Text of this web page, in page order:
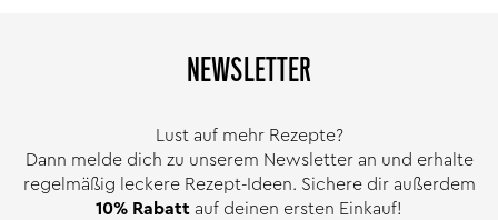
NEWSLETTER
Lust auf mehr Rezepte?
Dann melde dich zu unserem Newsletter an und erhalte
regelmäßig leckere Rezept-Ideen. Sichere dir außerdem
10% Rabatt auf deinen ersten Einkauf!